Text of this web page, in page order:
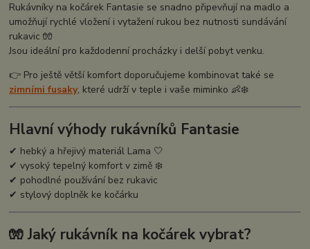
Rukávníky na kočárek Fantasie se snadno připevňují na madlo a
umožňují rychlé vložení i vytažení rukou bez nutnosti sundávání
rukavic 🧤
Jsou ideální pro každodenní procházky i delší pobyt venku.
👉 Pro ještě větší komfort doporučujeme kombinovat také se
zimními fusaky, které udrží v teple i vaše miminko 👶❄️
Hlavní výhody rukávníků Fantasie
✔ hebký a hřejivý materiál Lama 🤍
✔ vysoký tepelný komfort v zimě ❄️
✔ pohodlné používání bez rukavic
✔ stylový doplněk ke kočárku
🧤 Jaký rukávník na kočárek vybrat?